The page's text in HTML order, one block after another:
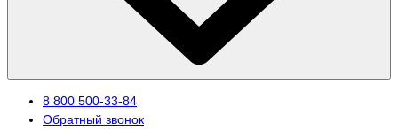
8 800 500-33-84
Обратный звонок